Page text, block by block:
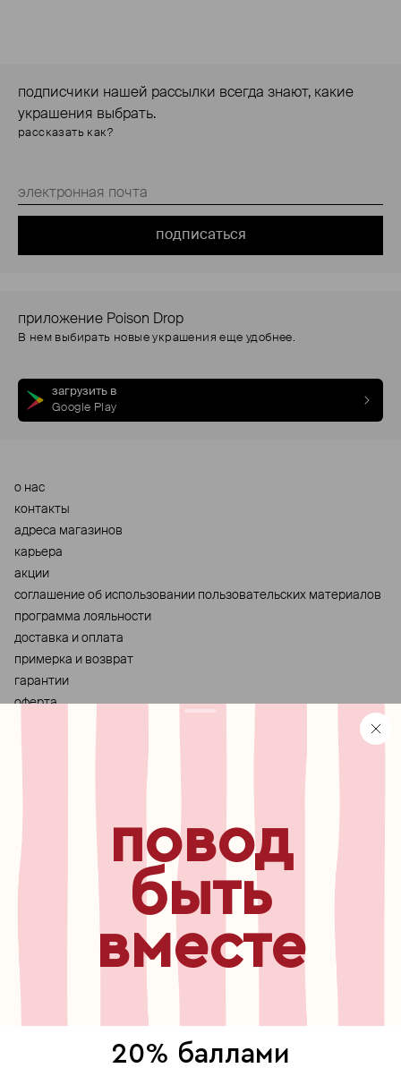
подписчики нашей рассылки всегда знают, какие
украшения выбрать.
рассказать как?
подписаться
приложение Poison Drop
В нем выбирать новые украшения еще удобнее.
загрузить в
Google Play
о нас
контакты
адреса магазинов
карьера
акции
cоглашение об использовании пользовательских материалов
программа лояльности
доставка и оплата
примерка и возврат
гарантии
оферта
бесплатный звонок по России
узнавайте первыми о
новинках, специальных
мероприятиях, скидках иповод
быть
вместе
20% баллами